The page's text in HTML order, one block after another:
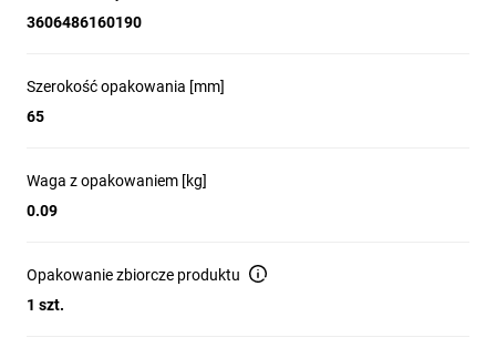
3606486160190
Szerokość opakowania [mm]
65
Waga z opakowaniem [kg]
0.09
Opakowanie zbiorcze produktu
1 szt.